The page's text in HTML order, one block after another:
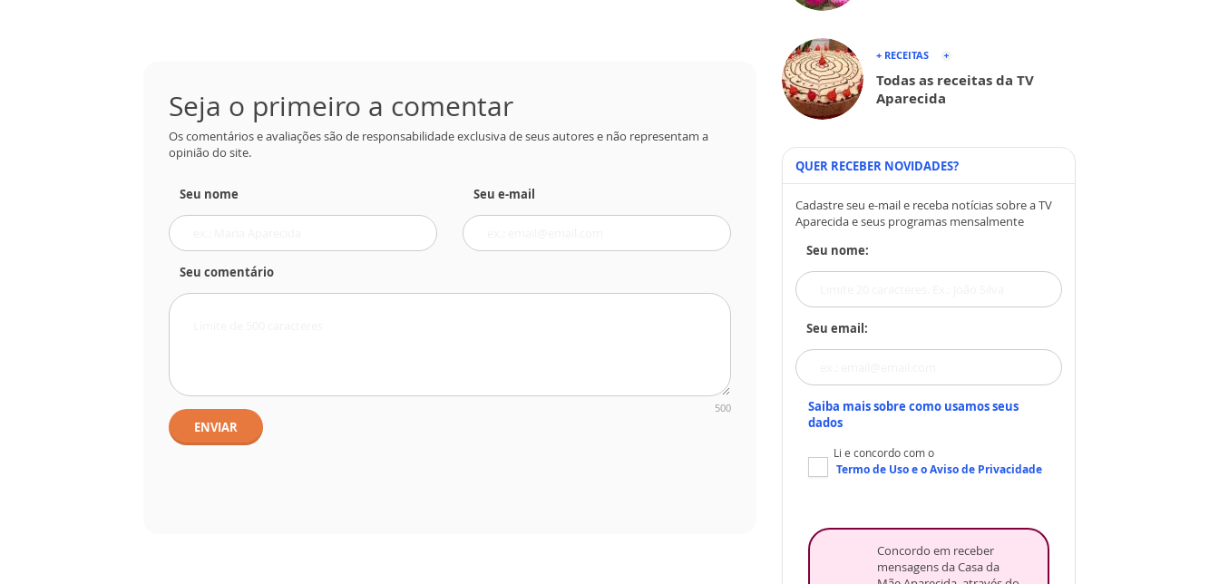
Seja o primeiro a comentar
Os comentários e avaliações são de responsabilidade exclusiva de seus autores e não representam a
opinião do site.
Seu nome Seu e-mail
Seu comentário
500
ENVIAR
+ RECEITAS
Todas as receitas da TV
Aparecida
QUER RECEBER NOVIDADES?
Cadastre seu e-mail e receba notícias sobre a TV
Aparecida e seus programas mensalmente
Seu nome:
Seu email:
Saiba mais sobre como usamos seus
dados
Li e concordo com o
Termo de Usoe oAviso de Privacidade
Concordo em receber
mensagens da Casa da